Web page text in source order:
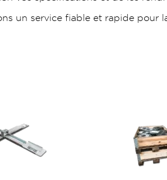
un service fiable et rapide pour